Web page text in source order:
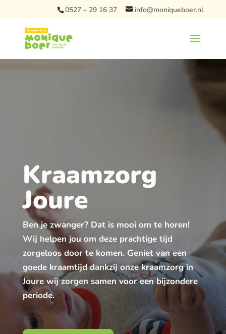
0527 – 29 16 37 info@moniqueboer.nl
Kraamzorg
Joure
Ben je zwanger? Dat is mooi om te horen!
Wij helpen jou om deze prachtige tijd
zorgeloos door te komen. Geniet van een
goede kraamtijd dankzij onze kraamzorg in
Joure wij zorgen samen voor een bijzondere
periode.